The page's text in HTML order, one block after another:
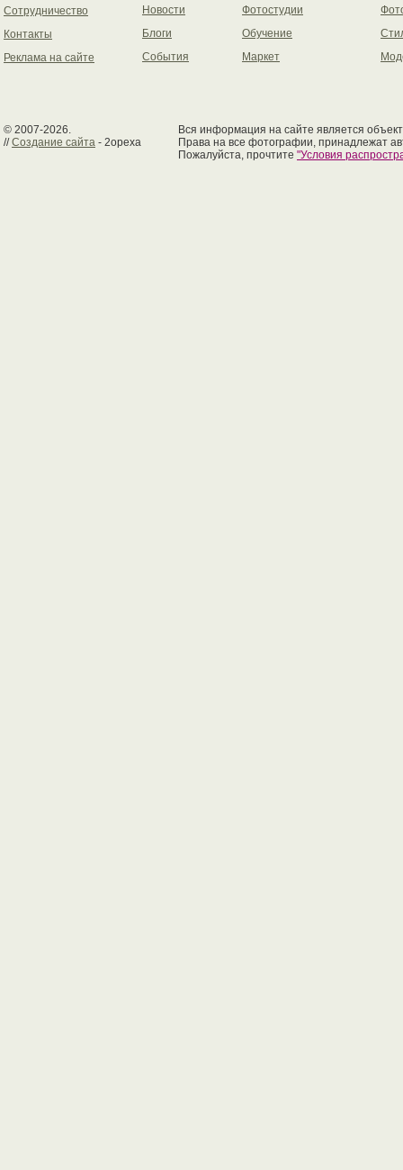
Сотрудничество
Контакты
Реклама на сайте
Новости
Блоги
События
Фотостудии
Обучение
Маркет
© 2007-2026.
//Создание сайта - 2opexa
Вся информация на сайте является
Права на все фотографии, принадлежат
Пожалуйста, прочтите "Условия